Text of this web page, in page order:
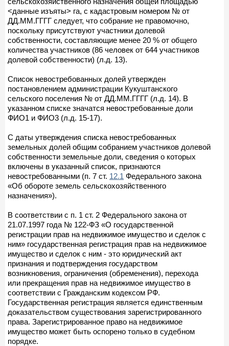
<данные изъяты> га, с кадастровым номером № от
ДД.ММ.ГГГГ следует, что собрание не правомочно,
поскольку присутствуют участники долевой
собственности, составляющие менее 20 % от общего
количества участников (86 человек от 644 участников
долевой собственности) (л.д. 13).
Список невостребованных долей утвержден
постановлением администрации Кукуштанского
сельского поселения № от ДД.ММ.ГГГГ (л.д. 14). В
указанном списке значатся невостребованные доли
ФИО1 и ФИО3 (л.д. 15-17).
С даты утверждения списка невостребованных
земельных долей общим собранием участников долевой
собственности земельные доли, сведения о которых
включены в указанный список, признаются
невостребованными (п. 7 ст. 12.1 Федерального закона
«Об обороте земель сельскохозяйственного
назначения»).
В соответствии с п. 1 ст. 2 Федерального закона от
21.07.1997 года № 122-ФЗ «О государственной
регистрации прав на недвижимое имущество и сделок с
ним» государственная регистрация прав на недвижимое
имущество и сделок с ним - это юридический акт
признания и подтверждения государством
возникновения, ограничения (обременения), перехода
или прекращения прав на недвижимое имущество в
соответствии с Гражданским кодексом РФ.
Государственная регистрация является единственным
доказательством существования зарегистрированного
права. Зарегистрированное право на недвижимое
имущество может быть оспорено только в судебном
порядке.